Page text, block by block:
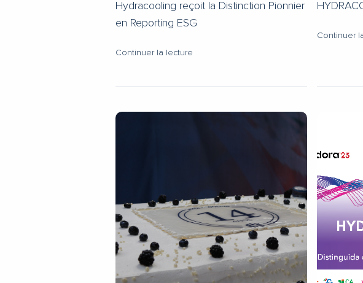
Hydracooling reçoit la Distinction Pionnier
en Reporting ESG
Continuer la lecture
Continuer